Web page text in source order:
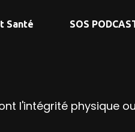
Santé SOS
l'intégrité physique